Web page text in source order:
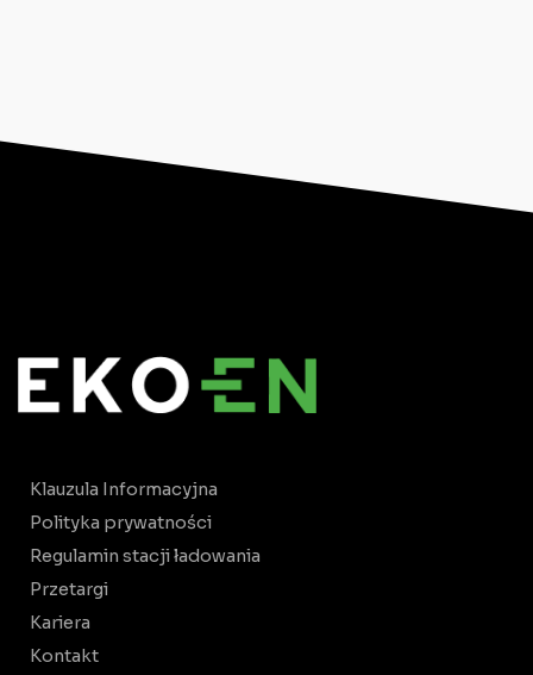
Klauzula Informacyjna
Polityka prywatności
Regulamin stacji ładowania
Przetargi
Kariera
Kontakt